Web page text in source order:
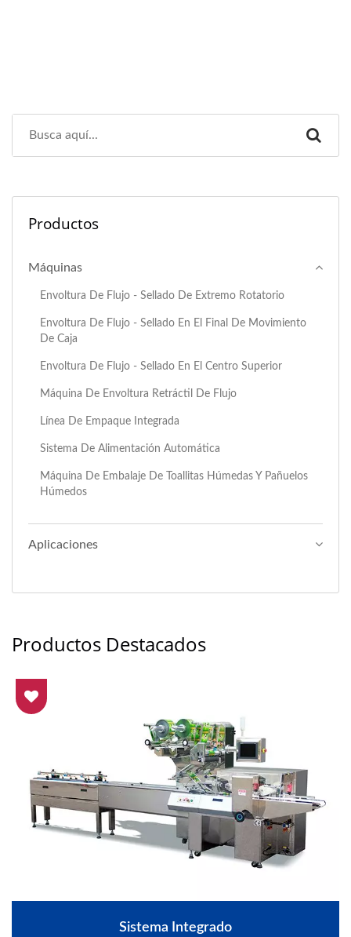
Productos
Máquinas
Envoltura De Flujo - Sellado De Extremo Rotatorio
Envoltura De Flujo - Sellado En El Final De Movimiento
De Caja
Envoltura De Flujo - Sellado En El Centro Superior
Máquina De Envoltura Retráctil De Flujo
Línea De Empaque Integrada
Sistema De Alimentación Automática
Máquina De Embalaje De Toallitas Húmedas Y Pañuelos
Húmedos
Aplicaciones
Productos Destacados
Sistema Integrado